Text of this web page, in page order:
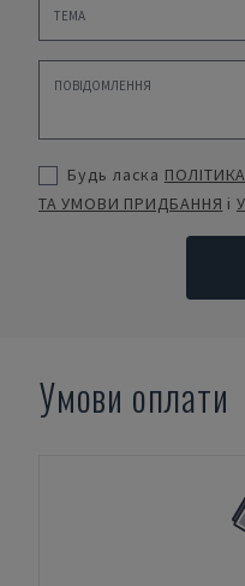
Будь ласка
ТА УМОВИ ПРИДБАННЯ і
Умови оплати